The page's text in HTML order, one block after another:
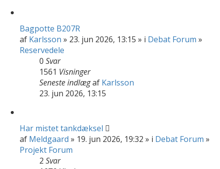
Bagpotte B207R
af Karlsson » 23. jun 2026, 13:15 » i Debat Forum »
Reservedele
0 Svar
1561 Visninger
Seneste indlægaf Karlsson
23. jun 2026, 13:15
Har mistet tankdæksel
af Meldgaard » 19. jun 2026, 19:32 » i Debat Forum »
Projekt Forum
2 Svar